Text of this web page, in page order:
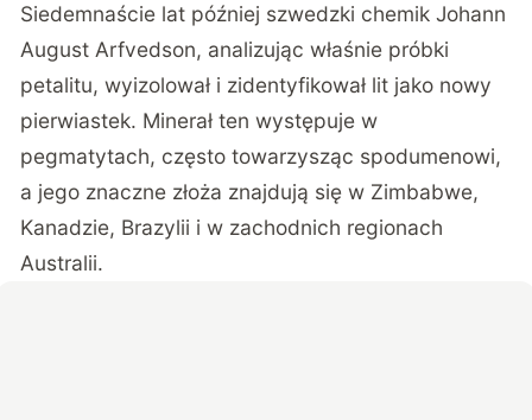
Siedemnaście lat później szwedzki chemik Johann
August Arfvedson, analizując właśnie próbki
petalitu, wyizolował i zidentyfikował lit jako nowy
pierwiastek. Minerał ten występuje w
pegmatytach, często towarzysząc spodumenowi,
a jego znaczne złoża znajdują się w Zimbabwe,
Kanadzie, Brazylii i w zachodnich regionach
Australii.